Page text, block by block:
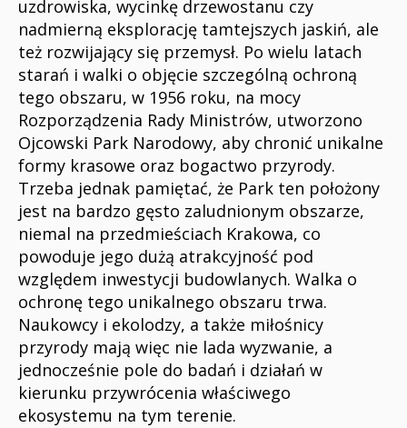
uzdrowiska, wycinkę drzewostanu czy
nadmierną eksplorację tamtejszych jaskiń, ale
też rozwijający się przemysł. Po wielu latach
starań i walki o objęcie szczególną ochroną
tego obszaru, w 1956 roku, na mocy
Rozporządzenia Rady Ministrów, utworzono
Ojcowski Park Narodowy, aby chronić unikalne
formy krasowe oraz bogactwo przyrody.
Trzeba jednak pamiętać, że Park ten położony
jest na bardzo gęsto zaludnionym obszarze,
niemal na przedmieściach Krakowa, co
powoduje jego dużą atrakcyjność pod
względem inwestycji budowlanych. Walka o
ochronę tego unikalnego obszaru trwa.
Naukowcy i ekolodzy, a także miłośnicy
przyrody mają więc nie lada wyzwanie, a
jednocześnie pole do badań i działań w
kierunku przywrócenia właściwego
ekosystemu na tym terenie.